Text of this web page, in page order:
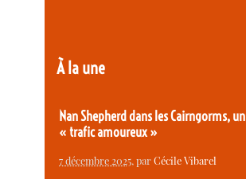
À la une
Nan Shepherd dans les Cairngorms, un
« trafic amoureux »
7 décembre 2025, parCécile Vibarel